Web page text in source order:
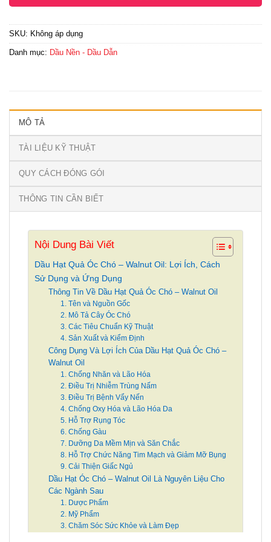
SKU: Không áp dụng
Danh mục: Dầu Nền - Dầu Dẫn
MÔ TẢ
TÀI LIỆU KỸ THUẬT
QUY CÁCH ĐÓNG GÓI
THÔNG TIN CẦN BIẾT
Nội Dung Bài Viết
Dầu Hạt Quả Óc Chó – Walnut Oil: Lợi Ích, Cách
Sử Dụng và Ứng Dụng
Thông Tin Về Dầu Hạt Quả Óc Chó – Walnut Oil
1. Tên và Nguồn Gốc
2. Mô Tả Cây Óc Chó
3. Các Tiêu Chuẩn Kỹ Thuật
4. Sản Xuất và Kiểm Định
Công Dụng Và Lợi Ích Của Dầu Hạt Quả Óc Chó –
Walnut Oil
1. Chống Nhăn và Lão Hóa
2. Điều Trị Nhiễm Trùng Nấm
3. Điều Trị Bệnh Vẩy Nến
4. Chống Oxy Hóa và Lão Hóa Da
5. Hỗ Trợ Rụng Tóc
6. Chống Gàu
7. Dưỡng Da Mềm Mịn và Săn Chắc
8. Hỗ Trợ Chức Năng Tim Mạch và Giảm Mỡ Bụng
9. Cải Thiện Giấc Ngủ
Dầu Hạt Óc Chó – Walnut Oil Là Nguyên Liệu Cho
Các Ngành Sau
1. Dược Phẩm
2. Mỹ Phẩm
3. Chăm Sóc Sức Khỏe và Làm Đẹp